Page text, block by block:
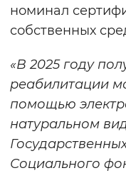
номинал
собственных
«В 2025 году
реабилитации
помощью
натуральном
Социального